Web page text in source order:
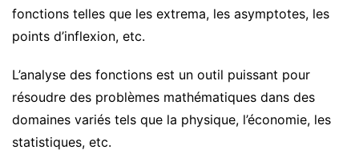
fonctions telles que les extrema, les asymptotes, les
points d’inflexion, etc.
L’analyse des fonctions est un outil puissant pour
résoudre des problèmes mathématiques dans des
domaines variés tels que la physique, l’économie, les
statistiques, etc.